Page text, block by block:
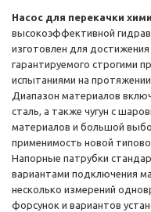
Насос для перекачки
высокоэффективной
изготовлен для
гарантируемого строгими
испытаниями на
Диапазон материалов
сталь, а также чугун с
материалов и большой
применимость новой
Напорные патрубки
вариантами подключения
несколько измерений
форсунок и вариантов